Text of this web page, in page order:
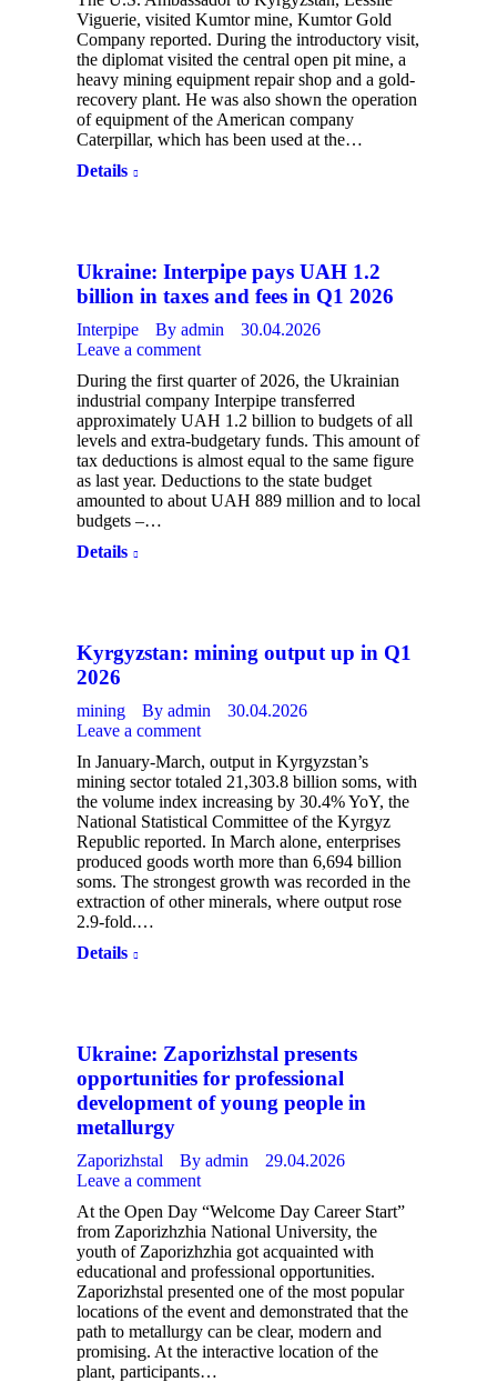
Viguerie, visited Kumtor mine, Kumtor Gold
Company reported. During the introductory visit,
the diplomat visited the central open pit mine, a
heavy mining equipment repair shop and a gold-
recovery plant. He was also shown the operation
of equipment of the American company
Caterpillar, which has been used at the…
Details
Ukraine: Interpipe pays UAH 1.2
billion in taxes and fees in Q1 2026
Interpipe By admin
30.04.2026
Leave a comment
During the first quarter of 2026, the Ukrainian
industrial company Interpipe transferred
approximately UAH 1.2 billion to budgets of all
levels and extra-budgetary funds. This amount of
tax deductions is almost equal to the same figure
as last year. Deductions to the state budget
amounted to about UAH 889 million and to local
budgets –…
Details
Kyrgyzstan: mining output up in Q1
2026
mining By admin
30.04.2026
Leave a comment
In January-March, output in Kyrgyzstan’s
mining sector totaled 21,303.8 billion soms, with
the volume index increasing by 30.4% YoY, the
National Statistical Committee of the Kyrgyz
Republic reported. In March alone, enterprises
produced goods worth more than 6,694 billion
soms. The strongest growth was recorded in the
extraction of other minerals, where output rose
2.9-fold.…
Details
Ukraine: Zaporizhstal presents
opportunities for professional
development of young people in
metallurgy
Zaporizhstal By admin
29.04.2026
Leave a comment
At the Open Day “Welcome Day Career Start”
from Zaporizhzhia National University, the
youth of Zaporizhzhia got acquainted with
educational and professional opportunities.
Zaporizhstal presented one of the most popular
locations of the event and demonstrated that the
path to metallurgy can be clear, modern and
promising. At the interactive location of the
plant, participants…